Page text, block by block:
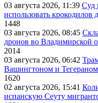
03 августа 2026, 11:39 Суд
использовать
1448
03 августа 2026, 08:45
дронов во Владимирской
2014
03 августа 2026, 06:42
Вашингтоном и Тегераном
1620
02 августа 2026, 15:41
испанскую Сеуту